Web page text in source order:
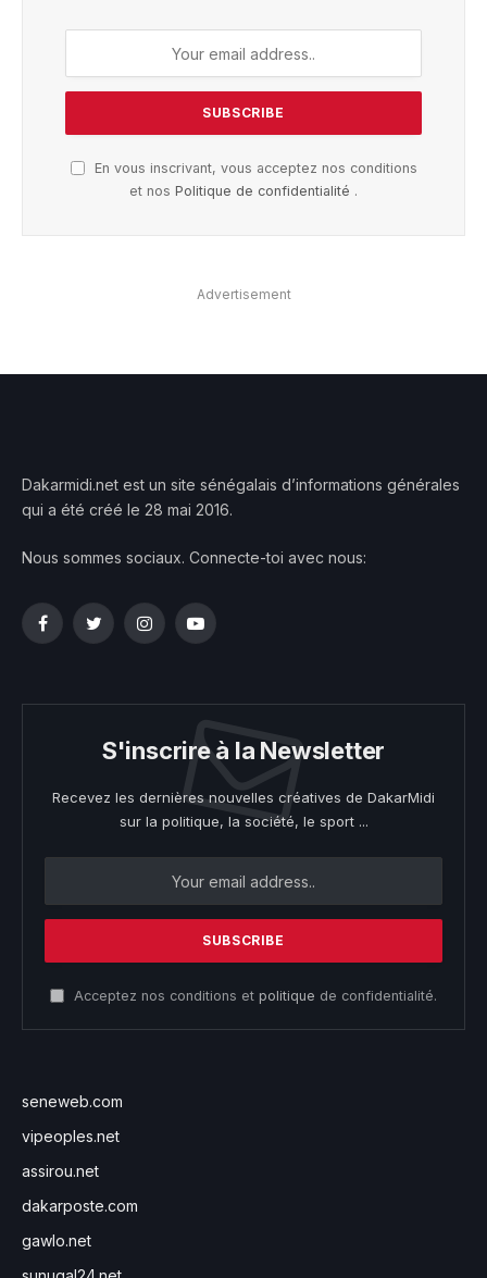
En vous inscrivant, vous acceptez nos conditions
et nos Politique de confidentialité .
Advertisement
Dakarmidi.net est un site sénégalais d’informations générales
qui a été créé le 28 mai 2016.
Nous sommes sociaux. Connecte-toi avec nous:
FacebookTwitterInstagramYouTube
S'inscrire à la Newsletter
Recevez les dernières nouvelles créatives de DakarMidi
sur la politique, la société, le sport ...
Acceptez nos conditions et politique de confidentialité.
seneweb.com
vipeoples.net
assirou.net
dakarposte.com
gawlo.net